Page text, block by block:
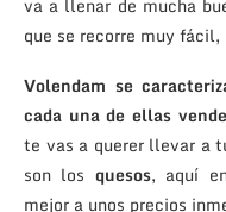
que se recorre muy
Volendam se
cada una de ellas
te vas a querer llevar a
son los quesos, aquí
mejor a unos precios